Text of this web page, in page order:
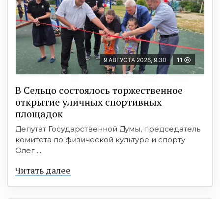
9 АВГУСТА 2026, 9:30 11
В Сельцо состоялось торжественное
открытие уличных спортивных
площадок
Депутат Государственной Думы, председатель
комитета по физической культуре и спорту
Олег ...
Читать далее